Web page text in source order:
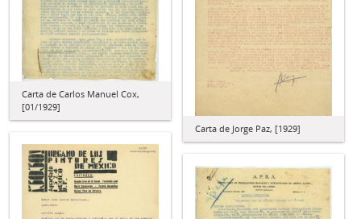
Carta de Carlos Manuel Cox,
[01/1929]
Carta de Jorge Paz, [1929]